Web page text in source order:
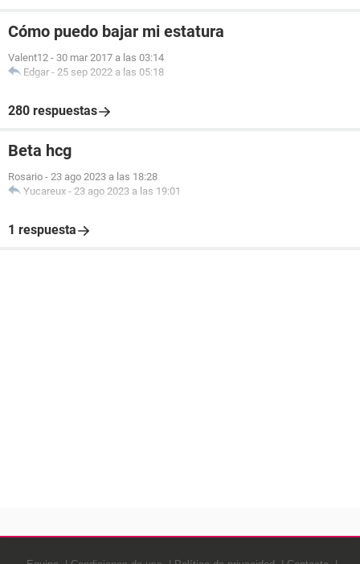
Cómo puedo bajar mi estatura
Valent12 - 30 mar 2017 a las 03:14
Edgar - 25 sep 2022 a las 05:18
280 respuestas
Beta hcg
Rosario - 23 ago 2023 a las 18:28
Yucareux - 23 ago 2023 a las 19:01
1 respuesta